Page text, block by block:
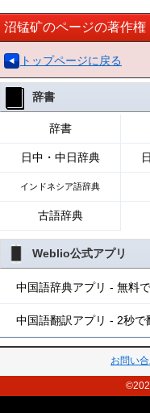
沼锰矿のページの著作権
トップページに戻る
辞書
辞書
日中・中日辞典
インドネシア語辞典
古語辞典
Weblio公式アプリ
中国語辞典アプリ - 無料
中国語翻訳アプリ - 2秒
お問い